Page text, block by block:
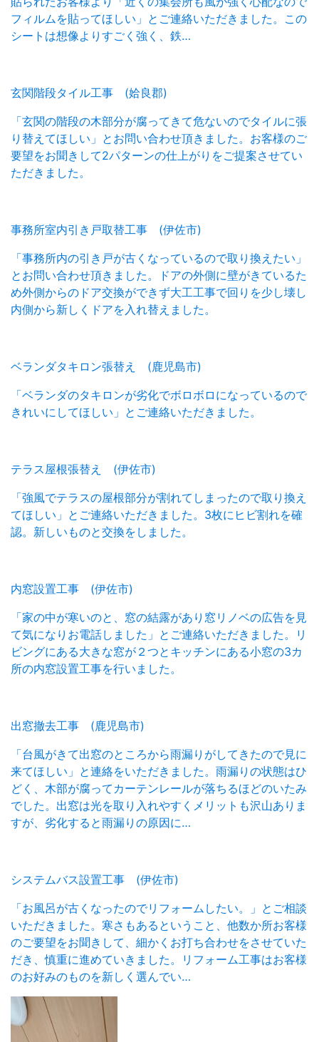
フィルムを貼ってほしい」とご連絡いただきました。この
シートは想像よりすごく強く、鉄…
玄関階段タイル工事 (姶良郡)
「玄関の階段の木部分が腐ってきて危ないのでタイルに張
り替えてほしい」とお問い合わせ頂きました。お客様のご
要望をお聞きして2パターンの仕上がりをご提案させてい
ただきました。
事務所室内引き戸取替工事 (伊佐市)
「事務所内の引き戸が古くなっているので取り換えたい」
とお問い合わせ頂きました。ドアの外側に壁がきているた
め外側からのドア交換ができず大工工事で回りを少し壊し
内側から新しくドアを入れ替えました。
ベランダタキロン張替え (鹿児島市)
「ベランダのタキロンが劣化でボロボロになっているので
きれいにしてほしい」とご連絡いただきました。
テラス屋根張替え (伊佐市)
「強風でテラスの屋根部分が割れてしまったので取り換え
てほしい」とご連絡いただきました。3枚にヒビ割れを確
認。新しいものと交換をしました。
内窓設置工事 (伊佐市)
「家の中が寒いのと、窓の結露があり窓リノベの広告を見
て気になりお電話しました」とご連絡いただきました。リ
ビングにある大きな窓が２つとキッチンにある小窓の3カ
所の内窓設置工事を行いました。
出窓撤去工事 (鹿児島市)
「台風がきて出窓のところから雨漏りがしてきたので見に
来てほしい」と連絡をいただきました。雨漏りの状態はひ
どく、木部が腐ってカーテンレールが落ちるほどのいたみ
でした。出窓は光を取り入れやすくメリットも沢山ありま
すが、劣化すると雨漏りの原因に…
システムバス設置工事 (伊佐市)
「お風呂が古くなったのでリフォームしたい。」とご相談
いただきました。寒さもあるということ、他数か所お客様
のご要望をお聞きして、細かくお打ち合わせをさせていた
だき、慎重に進めていきました。リフォーム工事はお客様
のお好みのものを新しく選んでい…